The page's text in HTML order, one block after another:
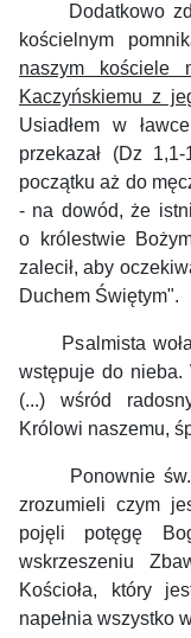
Dodatkowo
kościelnym
naszym kościele
Kaczyńskiemu z
Usiadłem w
przekazał (Dz
początku aż do
- na dowód, że
o królestwie
zalecił, aby
Duchem Świętym".
Psalmista wołał
wstępuje do nieba.
(...) wśród
Królowi naszemu,
Ponownie św.
zrozumieli czym
pojęli potęgę
wskrzeszeniu
Kościoła, który
napełnia wszystko